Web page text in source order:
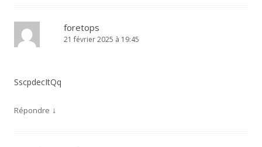
foretops
21 février 2025 à 19:45
SscpdecItQq
Répondre ↓